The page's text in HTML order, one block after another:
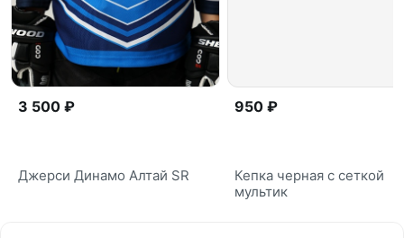
3 500 ₽
Джерси Динамо Алтай SR
950 ₽
Кепка черная с сеткой
мультик